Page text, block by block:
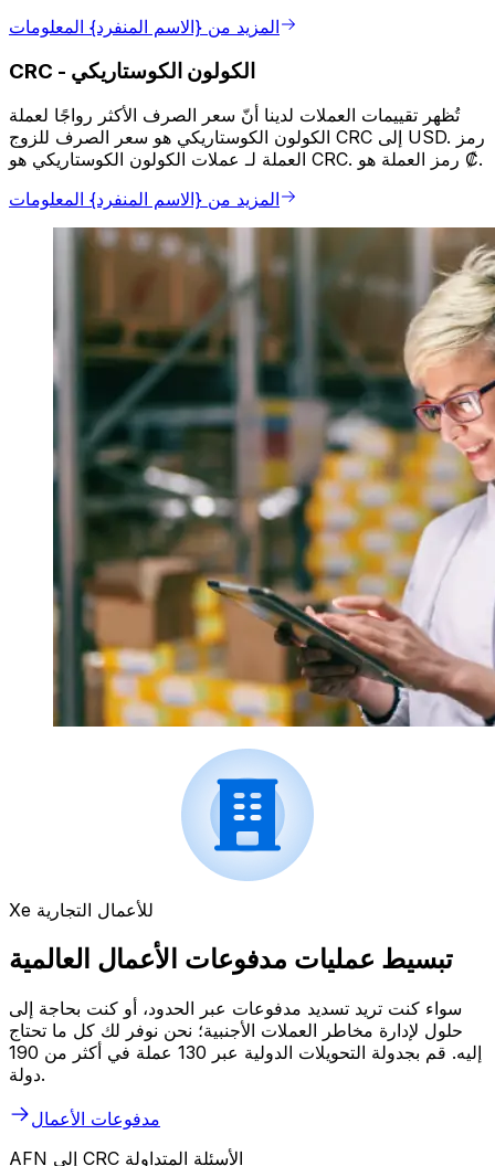
المزيد من {الاسم المنفرد} المعلومات
CRC - الكولون الكوستاريكي
تُظهر تقييمات العملات لدينا أنّ سعر الصرف الأكثر رواجًا لعملة
الكولون الكوستاريكي هو سعر الصرف للزوج CRC إلى USD. رمز
العملة لـ عملات الكولون الكوستاريكي هو CRC. رمز العملة هو ₡.
المزيد من {الاسم المنفرد} المعلومات
Xe للأعمال التجارية
تبسيط عمليات مدفوعات الأعمال العالمية
سواء كنت تريد تسديد مدفوعات عبر الحدود، أو كنت بحاجة إلى
حلول لإدارة مخاطر العملات الأجنبية؛ نحن نوفر لك كل ما تحتاج
إليه. قم بجدولة التحويلات الدولية عبر 130 عملة في أكثر من 190
دولة.
مدفوعات الأعمال
AFN إلى CRC الأسئلة المتداولة